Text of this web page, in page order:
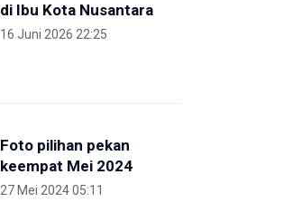
di Ibu Kota Nusantara
16 Juni 2026 22:25
Foto pilihan pekan
keempat Mei 2024
27 Mei 2024 05:11